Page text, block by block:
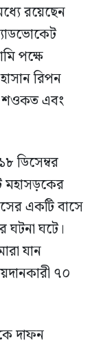
রয়েছেন
পক্ষে
রিপন
শওকত এবং
ডিসেম্বর
মহাসড়কের
একটি বাসে
ঘটে।
যান
৭০
দাফন